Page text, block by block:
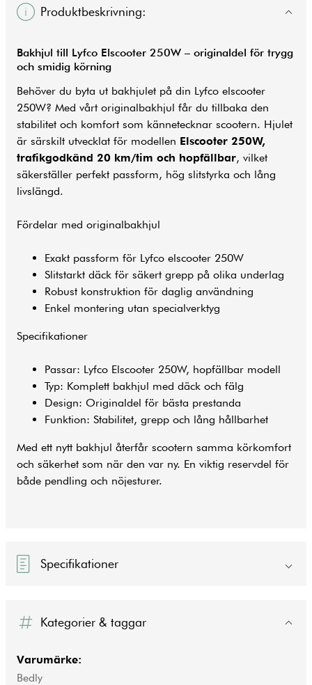
Produktbeskrivning:
Bakhjul till Lyfco Elscooter 250W – originaldel för trygg
och smidig körning
Behöver du byta ut bakhjulet på din Lyfco elscooter
250W? Med vårt originalbakhjul får du tillbaka den
stabilitet och komfort som kännetecknar scootern. Hjulet
är särskilt utvecklat för modellen Elscooter 250W,
trafikgodkänd 20 km/tim och hopfällbar, vilket
säkerställer perfekt passform, hög slitstyrka och lång
livslängd.
Fördelar med originalbakhjul
Exakt passform för Lyfco elscooter 250W
Slitstarkt däck för säkert grepp på olika underlag
Robust konstruktion för daglig användning
Enkel montering utan specialverktyg
Specifikationer
Passar: Lyfco Elscooter 250W, hopfällbar modell
Typ: Komplett bakhjul med däck och fälg
Design: Originaldel för bästa prestanda
Funktion: Stabilitet, grepp och lång hållbarhet
Med ett nytt bakhjul återfår scootern samma körkomfort
och säkerhet som när den var ny. En viktig reservdel för
både pendling och nöjesturer.
Specifikationer
Kategorier & taggar
Varumärke:
Bedly